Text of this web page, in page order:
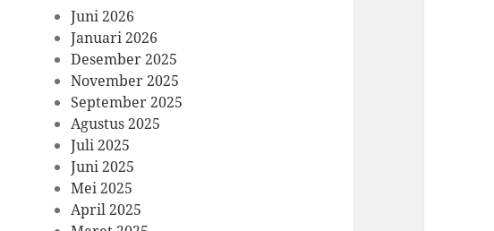
Juni 2026
Januari 2026
Desember 2025
November 2025
September 2025
Agustus 2025
Juli 2025
Juni 2025
Mei 2025
April 2025